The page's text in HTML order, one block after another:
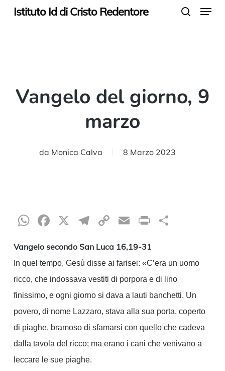
SkipIstituto Id di Cristo Redentore Menu
Vangelo del giorno, 9
marzo
da Monica Calva 8 Marzo 2023
WhatsApp
Facebook
X Telegram
CopyEmailPrint
Vangelo secondo San Luca 16,19-31
In quel tempo, Gesù disse ai farisei: «C’era un uomo
ricco, che indossava vestiti di porpora e di lino
finissimo, e ogni giorno si dava a lauti banchetti. Un
povero, di nome Lazzaro, stava alla sua porta, coperto
di piaghe, bramoso di sfamarsi con quello che cadeva
dalla tavola del ricco; ma erano i cani che venivano a
leccare le sue piaghe.